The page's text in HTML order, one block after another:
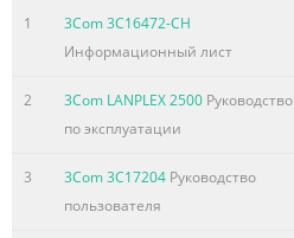
1
3Com 3C16472-CH
Информационный лист
2 3Com LANPLEX 2500 Руководство
по эксплуатации
3 3Com 3C17204 Руководство
пользователя